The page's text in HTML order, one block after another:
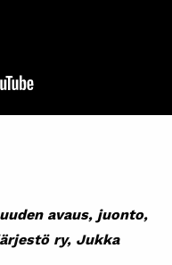
avaus, juonto,
ry, Jukka